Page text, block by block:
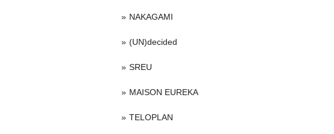
NAKAGAMI
(UN)decided
SREU
MAISON EUREKA
TELOPLAN